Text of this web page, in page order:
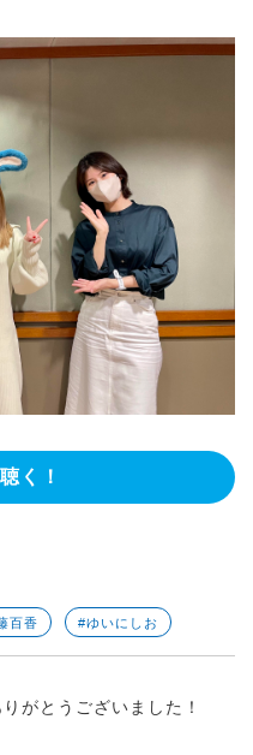
く！
百香 #ゆいにしお
がとうございました！